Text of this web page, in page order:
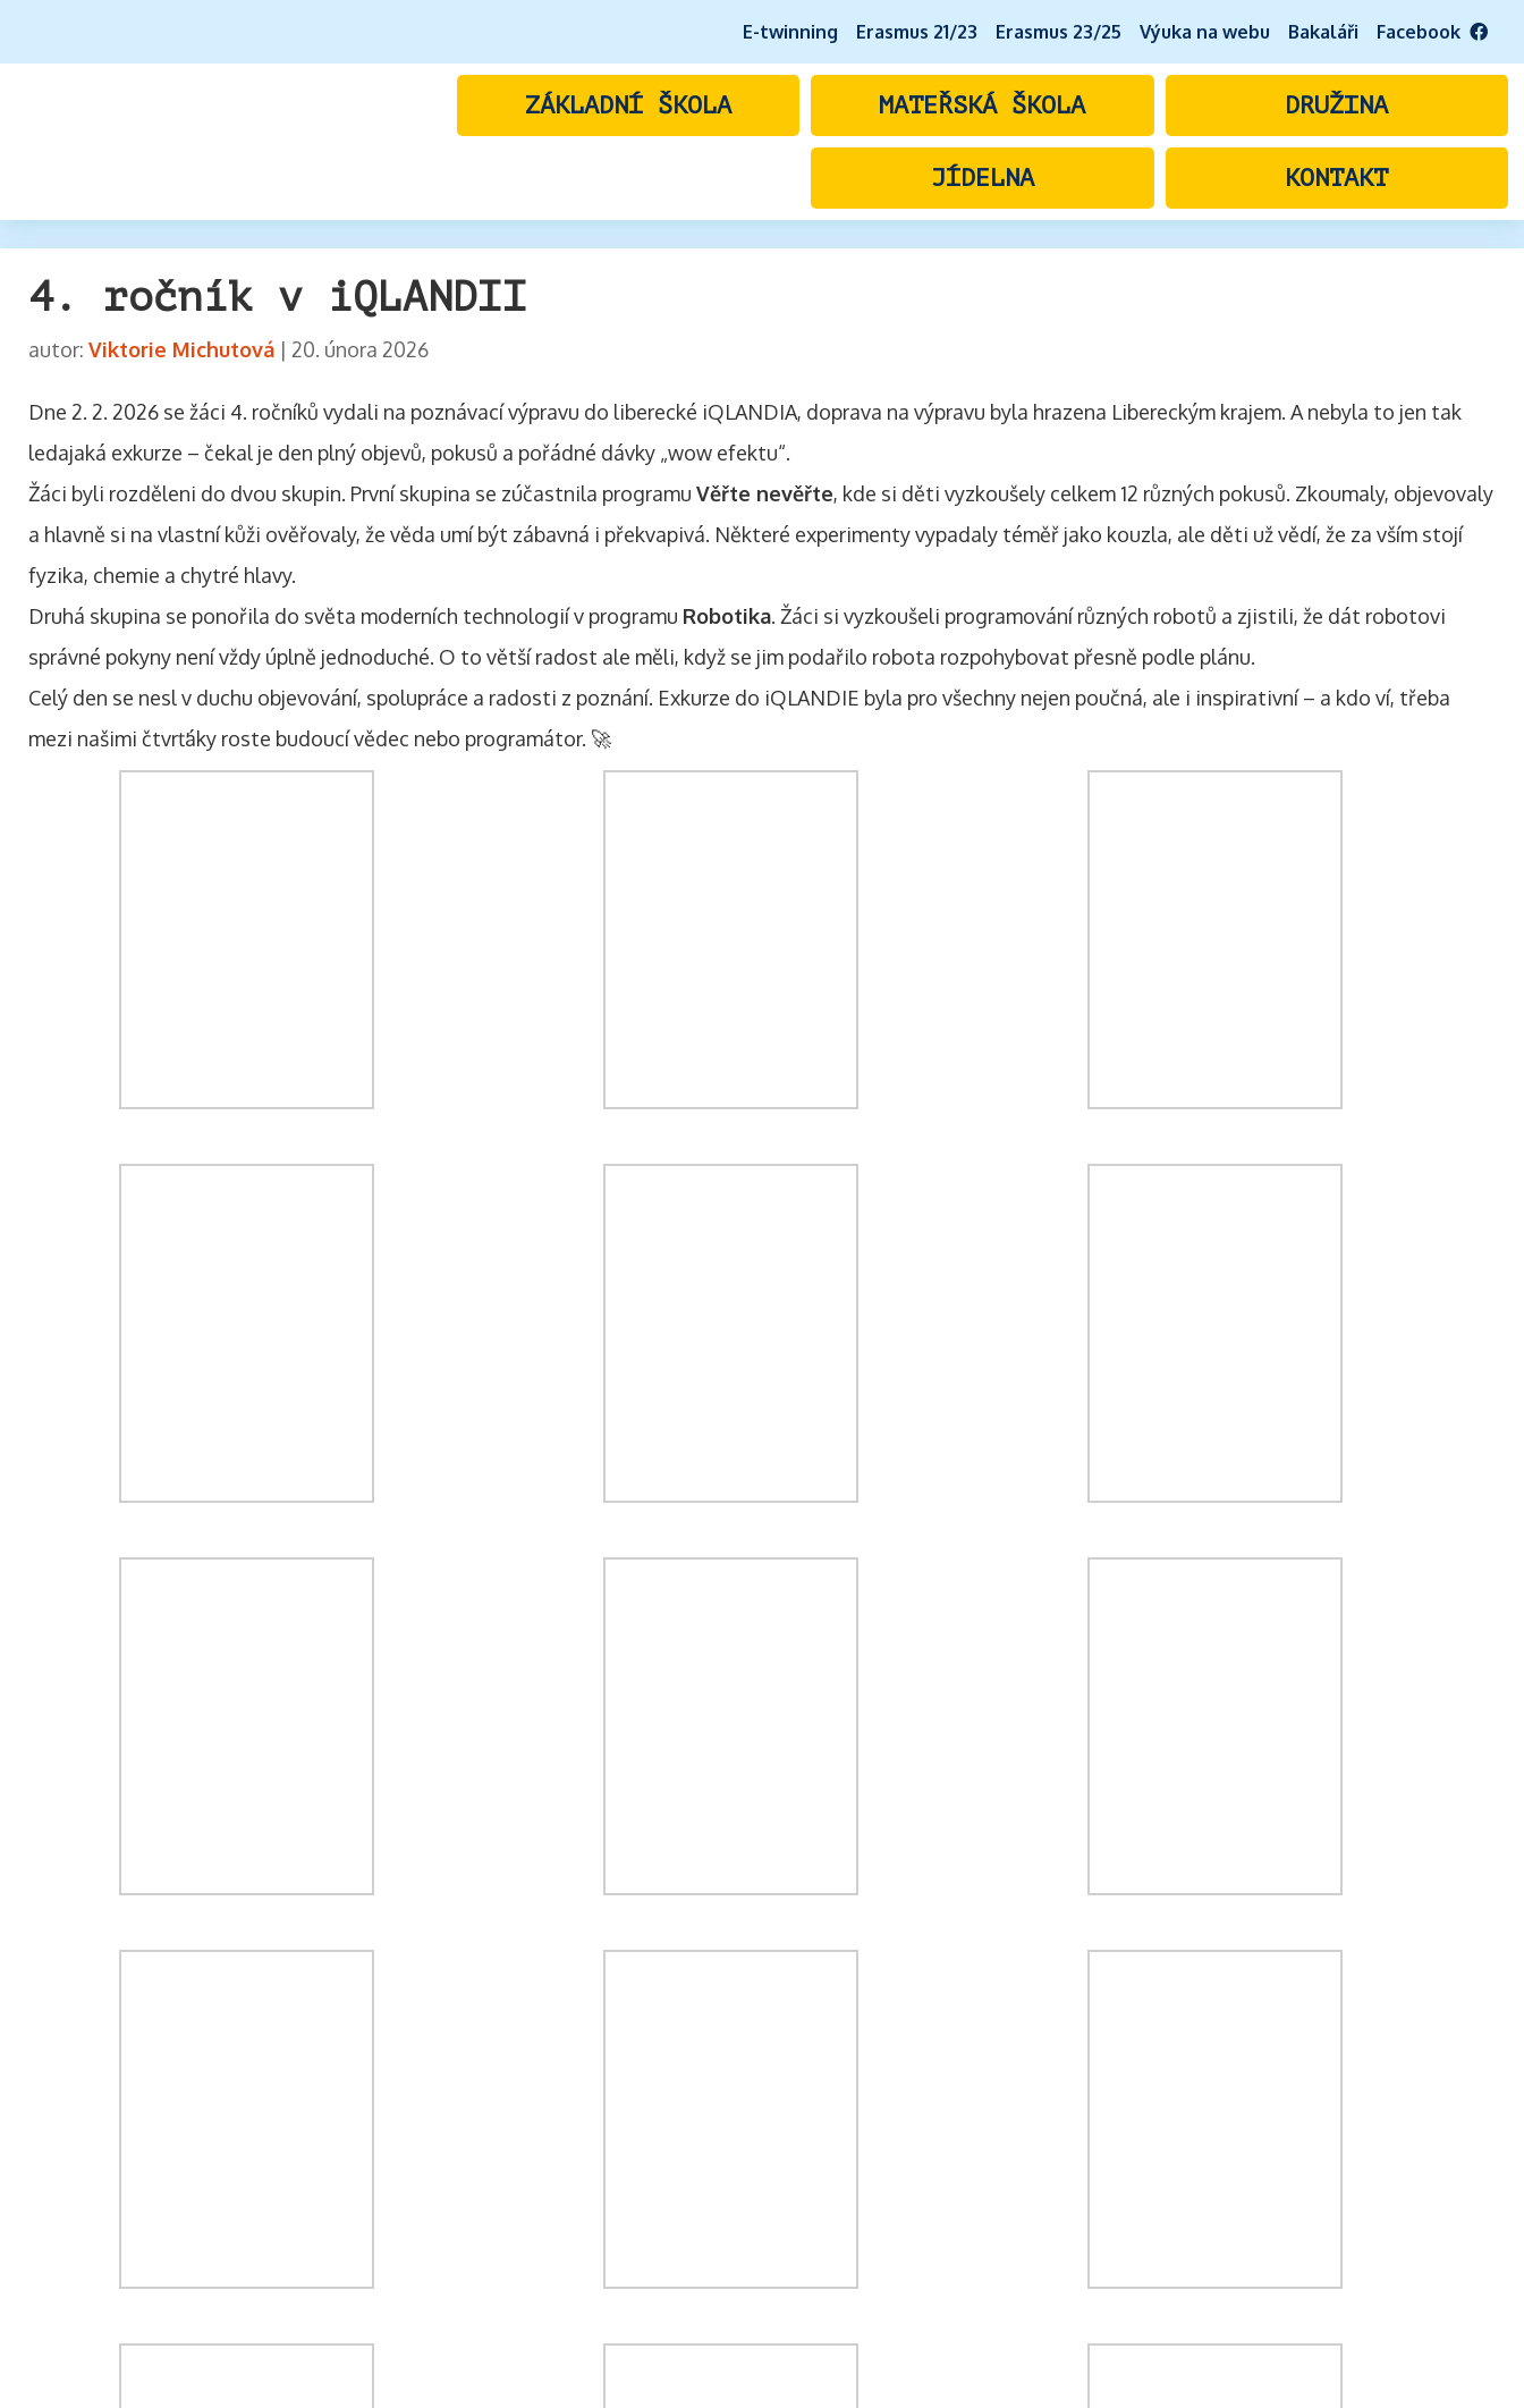
E-twinning Erasmus 21/23 Erasmus 23/25 Výuka na webu Bakaláři Facebook
ZÁKLADNÍ ŠKOLA MATEŘSKÁ ŠKOLA DRUŽINA
JÍDELNA KONTAKT
4. ročník v iQLANDII
autor: Viktorie Michutová | 20. února 2026
Dne 2. 2. 2026 se žáci 4. ročníků vydali na poznávací výpravu do liberecké iQLANDIA, doprava na výpravu byla hrazena Libereckým krajem. A nebyla to jen tak
ledajaká exkurze – čekal je den plný objevů, pokusů a pořádné dávky „wow efektu“.
Žáci byli rozděleni do dvou skupin. První skupina se zúčastnila programu Věřte nevěřte, kde si děti vyzkoušely celkem 12 různých pokusů. Zkoumaly, objevovaly
a hlavně si na vlastní kůži ověřovaly, že věda umí být zábavná i překvapivá. Některé experimenty vypadaly téměř jako kouzla, ale děti už vědí, že za vším stojí
fyzika, chemie a chytré hlavy.
Druhá skupina se ponořila do světa moderních technologií v programu Robotika. Žáci si vyzkoušeli programování různých robotů a zjistili, že dát robotovi
správné pokyny není vždy úplně jednoduché. O to větší radost ale měli, když se jim podařilo robota rozpohybovat přesně podle plánu.
Celý den se nesl v duchu objevování, spolupráce a radosti z poznání. Exkurze do iQLANDIE byla pro všechny nejen poučná, ale i inspirativní – a kdo ví, třeba
mezi našimi čtvrťáky roste budoucí vědec nebo programátor. 🚀